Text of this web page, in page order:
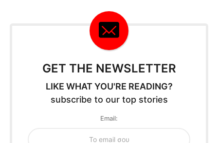
GET THE NEWSLETTER
LIKE WHAT YOU'RE READING?
subscribe to our top stories
Email: